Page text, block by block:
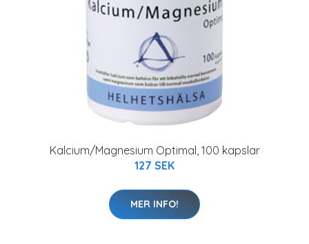
Kalcium/Magnesium Optimal, 100 kapslar
127 SEK
MER INFO!